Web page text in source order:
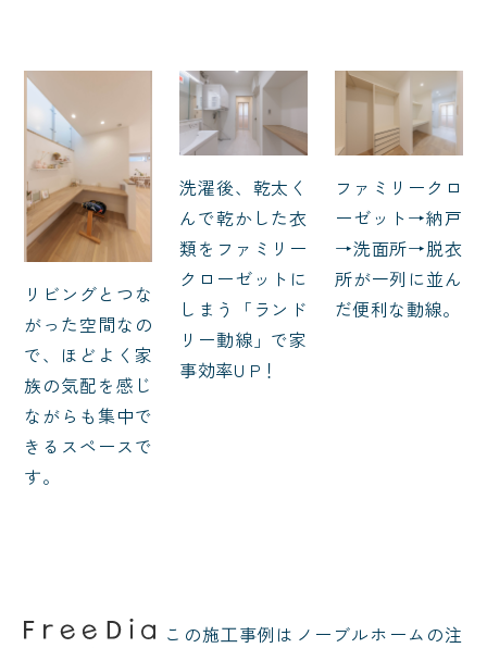
リビングとつな
がった空間なの
で、ほどよく家
族の気配を感じ
ながらも集中で
きるスペースで
す。
洗濯後、乾太く
んで乾かした衣
類をファミリー
クローゼットに
しまう「ランド
リー動線」で家
事効率U P！
ファミリークロ
ーゼット→納戸
→洗面所→脱衣
所が一列に並ん
だ便利な動線。
この施⼯事例はノーブルホームの注